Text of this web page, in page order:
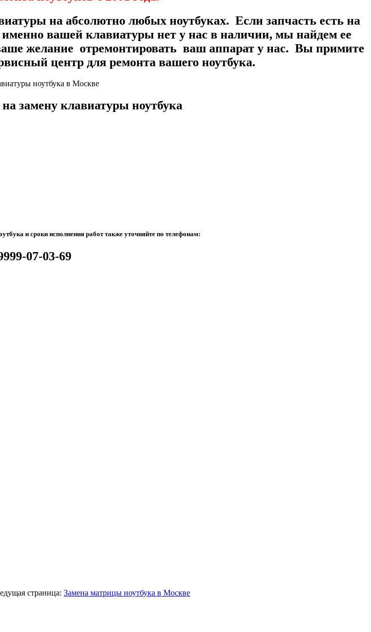
на абсолютно любых ноутбуках. Если запчасть есть на
вашей клавиатуры нет у нас в наличии, мы найдем ее
желание отремонтировать ваш аппарат у нас. Вы примите
центр для ремонта вашего ноутбука.
замену клавиатуры ноутбука
и сроки исполнения работ также уточняйте по телефонам:
07-03-69
страница: Замена матрицы ноутбука в Москве